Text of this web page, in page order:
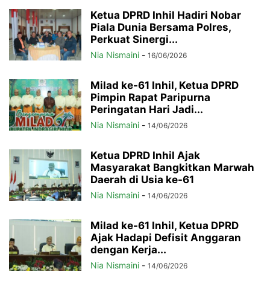
Ketua DPRD Inhil Hadiri Nobar
Piala Dunia Bersama Polres,
Perkuat Sinergi...
Nia Nismaini - 16/06/2026
Milad ke-61 Inhil, Ketua DPRD
Pimpin Rapat Paripurna
Peringatan Hari Jadi...
Nia Nismaini - 14/06/2026
Ketua DPRD Inhil Ajak
Masyarakat Bangkitkan Marwah
Daerah di Usia ke-61
Nia Nismaini - 14/06/2026
Milad ke-61 Inhil, Ketua DPRD
Ajak Hadapi Defisit Anggaran
dengan Kerja...
Nia Nismaini - 14/06/2026